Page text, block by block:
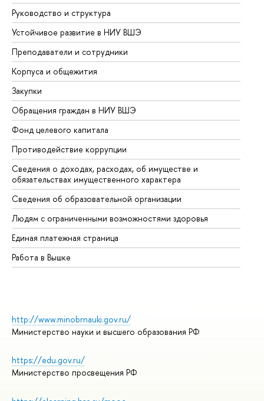
Руководство и структура
Устойчивое развитие в НИУ ВШЭ
Преподаватели и сотрудники
Корпуса и общежития
Закупки
Обращения граждан в НИУ ВШЭ
Фонд целевого капитала
Противодействие коррупции
Сведения о доходах, расходах, об имуществе и
обязательствах имущественного характера
Сведения об образовательной организации
Людям с ограниченными возможностями здоровья
Единая платежная страница
Работа в Вышке
http://www.minobrnauki.gov.ru/
Министерство науки и высшего образования РФ
https://edu.gov.ru/
Министерство просвещения РФ